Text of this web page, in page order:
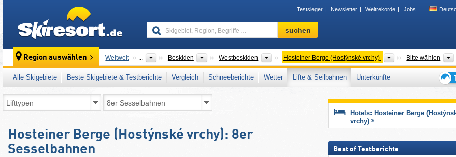
Testsieger Newsletter Weltrekorde Jobs
Skigebiet,
Region,
…
suchen
Region auswählen Weltweit ... Beskiden Gebirgszüge
Westbeskiden Gebirgszüge
Hosteiner Berge (Hostýnské vrchy) Gebirgszüge
Bitte wählen
Alle Skigebiete Beste Skigebiete & Testberichte Vergleich Schneeberichte Wetter Lifte & Seilbahnen
Unterkünfte
für
den
Hosteiner Berge (Hostýnské vrchy): 8er
Sesselbahnen
Hotels: Hosteiner Berge
vrchy)
Best of Testberichte